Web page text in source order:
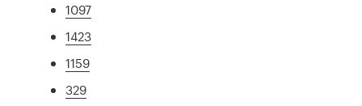
1097
1423
1159
329